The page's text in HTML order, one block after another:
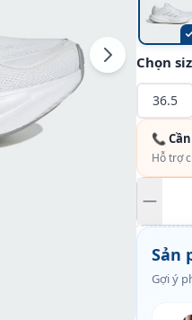
Chọn
36.5
📞
Hỗ trợ
Sản
Gợi ý